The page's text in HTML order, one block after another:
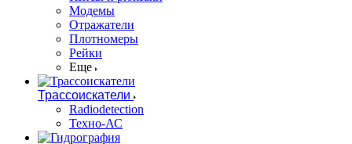
Модемы
Отражатели
Плотномеры
Рейки
Еще
Трассоискатели
Radiodetection
Техно-АС